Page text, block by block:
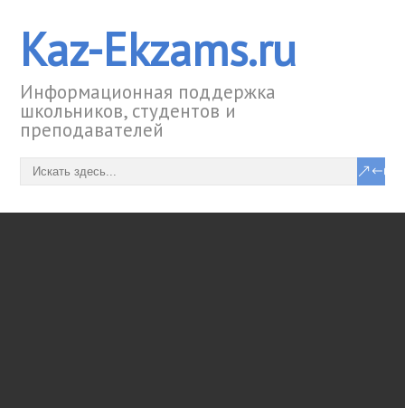
Kaz-Ekzams.ru
Информационная поддержка
школьников, студентов и
преподавателей